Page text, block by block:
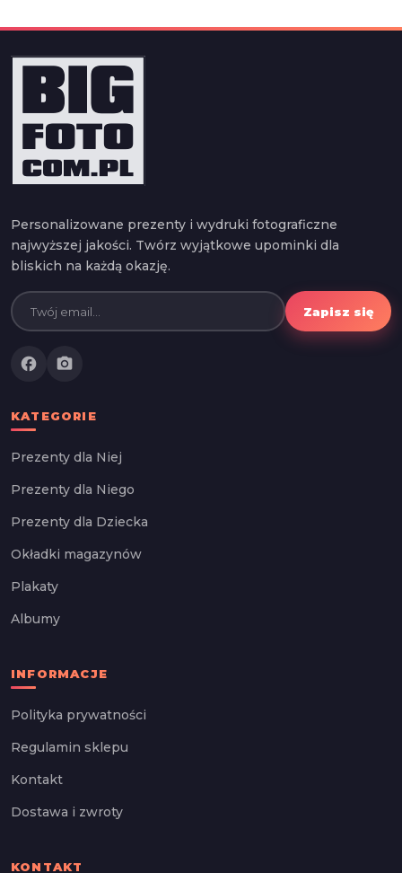
Personalizowane prezenty i wydruki fotograficzne
najwyższej jakości. Twórz wyjątkowe upominki dla
bliskich na każdą okazję.
Zapisz się
facebook photo_camera
KATEGORIE
Prezenty dla Niej
Prezenty dla Niego
Prezenty dla Dziecka
Okładki magazynów
Plakaty
Albumy
INFORMACJE
Polityka prywatności
Regulamin sklepu
Kontakt
Dostawa i zwroty
KONTAKT